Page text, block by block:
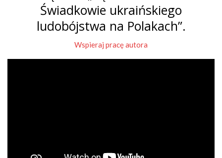
Świadkowie ukraińskiego
ludobójstwa na Polakach”.
Wspieraj pracę autora